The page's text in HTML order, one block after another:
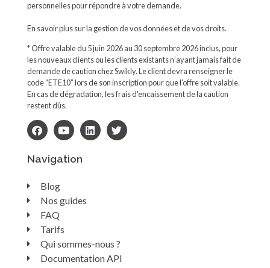
personnelles pour répondre à votre demande.
En savoir plus sur la gestion de vos données et de vos droits.
* Offre valable du 5 juin 2026 au 30 septembre 2026 inclus, pour
les nouveaux clients ou les clients existants n’ayant jamais fait de
demande de caution chez Swikly. Le client devra renseigner le
code “ETE10” lors de son inscription pour que l’offre soit valable.
En cas de dégradation, les frais d'encaissement de la caution
restent dûs.
Navigation
Blog
Nos guides
FAQ
Tarifs
Qui sommes-nous ?
Documentation API